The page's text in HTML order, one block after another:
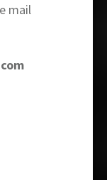
mail